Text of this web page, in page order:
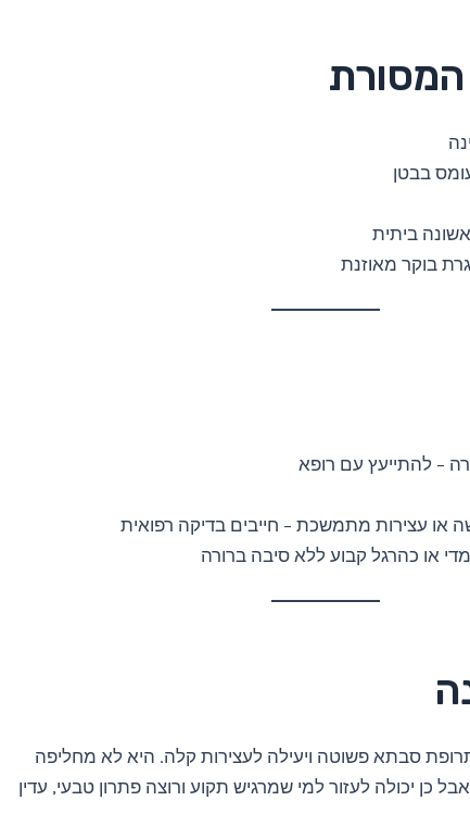
המסורת
בבטן
ביתית
בוקר מאוזנת
– להתייעץ עם רופא
או עצירות מתמשכת – חייבים בדיקה רפואית
או כהרגל קבוע ללא סיבה ברורה
סבתא פשוטה ויעילה לעצירות קלה. היא לא מחליפה
כן יכולה לעזור למי שמרגיש תקוע ורוצה פתרון טבעי, עדין